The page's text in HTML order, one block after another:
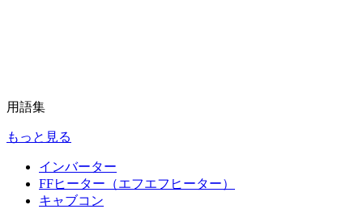
用語集
もっと見る
インバーター
FFヒーター（エフエフヒーター）
キャブコン